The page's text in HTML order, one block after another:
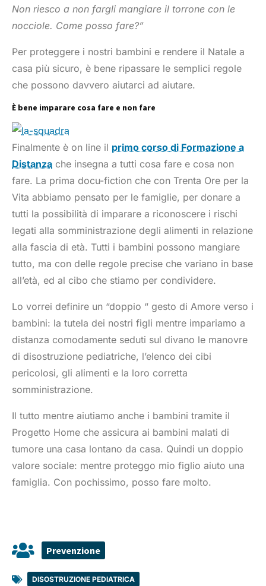
Non riesco a non fargli mangiare il torrone con le
nocciole. Come posso fare?”
Per proteggere i nostri bambini e rendere il Natale a
casa più sicuro, è bene ripassare le semplici regole
che possono davvero aiutarci ad aiutare.
È bene imparare cosa fare e non fare
Finalmente è on line il primo corso di Formazione a
Distanza che insegna a tutti cosa fare e cosa non
fare. La prima docu-fiction che con Trenta Ore per la
Vita abbiamo pensato per le famiglie, per donare a
tutti la possibilità di imparare a riconoscere i rischi
legati alla somministrazione degli alimenti in relazione
alla fascia di età. Tutti i bambini possono mangiare
tutto, ma con delle regole precise che variano in base
all’età, ed al cibo che stiamo per condividere.
Lo vorrei definire un “doppio “ gesto di Amore verso i
bambini: la tutela dei nostri figli mentre impariamo a
distanza comodamente seduti sul divano le manovre
di disostruzione pediatriche, l’elenco dei cibi
pericolosi, gli alimenti e la loro corretta
somministrazione.
Il tutto mentre aiutiamo anche i bambini tramite il
Progetto Home che assicura ai bambini malati di
tumore una casa lontano da casa. Quindi un doppio
valore sociale: mentre proteggo mio figlio aiuto una
famiglia. Con pochissimo, posso fare molto.
Prevenzione
DISOSTRUZIONE PEDIATRICA